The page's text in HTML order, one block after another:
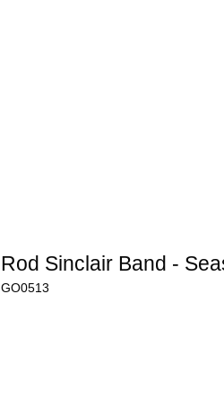
Rod Sinclair Band -
GO0513